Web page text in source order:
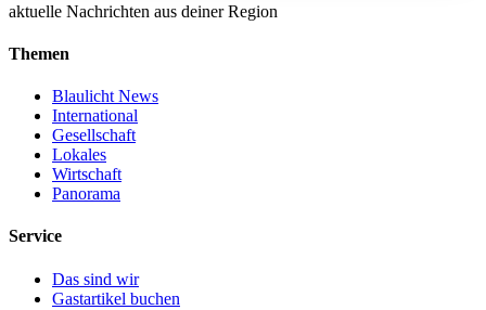
aktuelle Nachrichten aus deiner Region
Themen
Blaulicht News
International
Gesellschaft
Lokales
Wirtschaft
Panorama
Service
Das sind wir
Gastartikel buchen